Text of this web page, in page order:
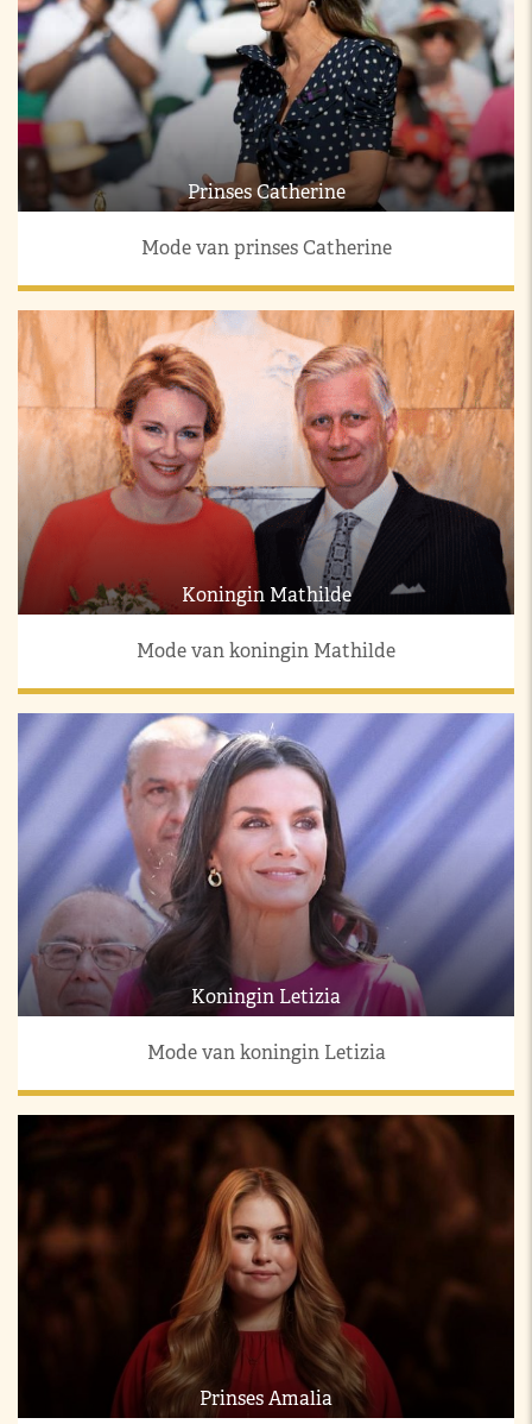
Prinses Catherine
Mode van prinses Catherine
Koningin Mathilde
Mode van koningin Mathilde
Koningin Letizia
Mode van koningin Letizia
Prinses Amalia